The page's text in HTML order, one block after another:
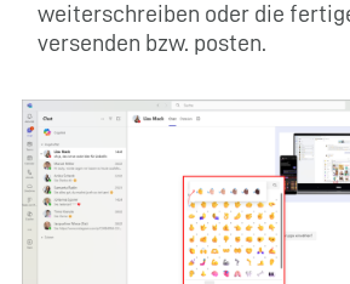
weiterschreiben oder die
versenden bzw. posten.